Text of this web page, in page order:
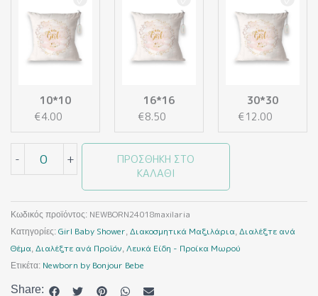
10*10
€4.00
16*16
€8.50
30*30
€12.00
-
Shower
(Διακοσμητικά
Μαξιλάρια)
ποσότητα
+
ΠΡΟΣΘΉΚΗ ΣΤΟ
ΚΑΛΆΘΙ
Κωδικός προϊόντος: NEWBORN24018maxilaria
Κατηγορίες: Girl Baby Shower, Διακοσμητικά Μαξιλάρια, Διαλέξτε ανά
Θέμα, Διαλέξτε ανά Προϊόν, Λευκά Είδη - Προίκα Μωρού
Ετικέτα: Newborn by Bonjour Bebe
Share: